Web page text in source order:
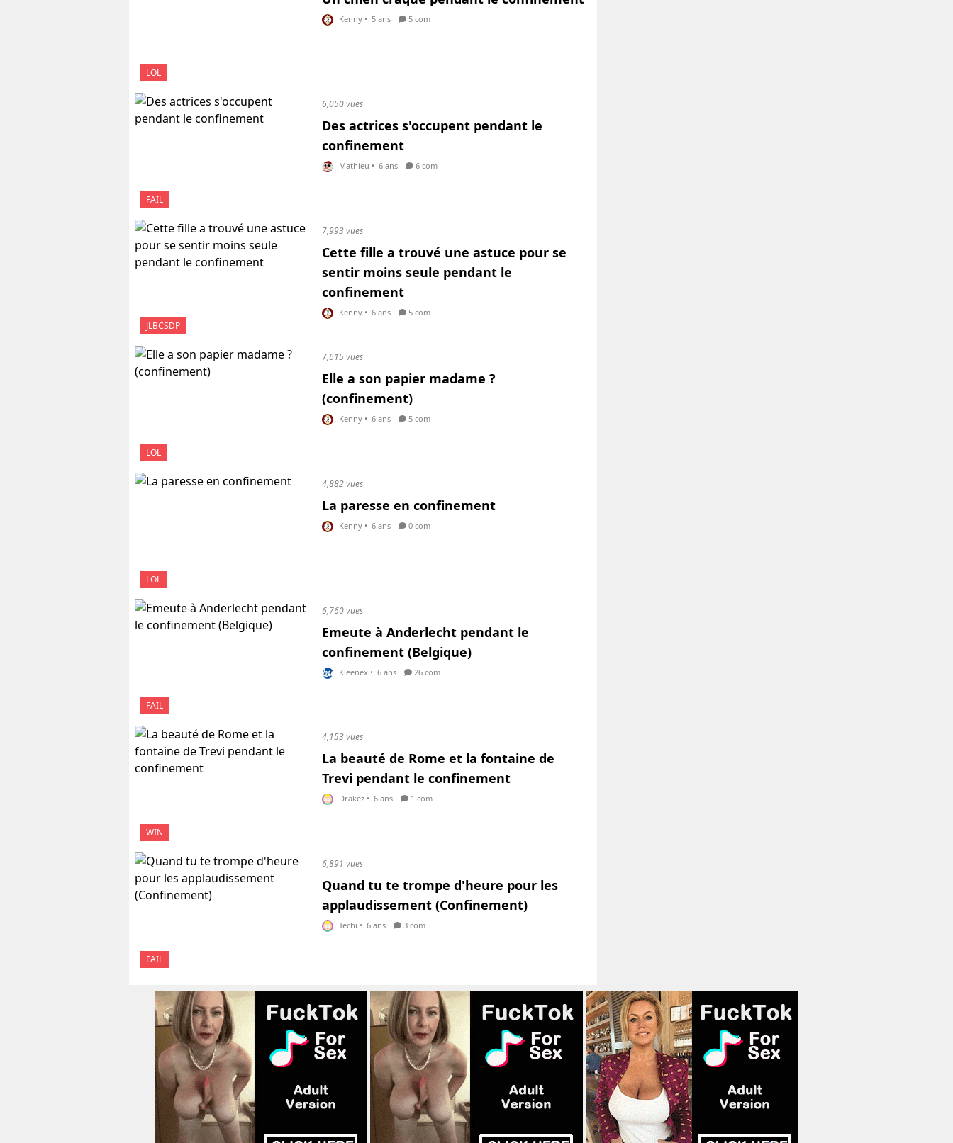
LOL
Kenny • 5 ans 5 com
FAIL
6,050 vues
Des actrices s'occupent pendant le
confinement
Mathieu • 6 ans 6 com
JLBCSDP
7,993 vues
Cette fille a trouvé une astuce pour se
sentir moins seule pendant le
confinement
Kenny • 6 ans 5 com
LOL
7,615 vues
Elle a son papier madame ?
(confinement)
Kenny • 6 ans 5 com
LOL
4,882 vues
La paresse en confinement
Kenny • 6 ans 0 com
FAIL
6,760 vues
Emeute à Anderlecht pendant le
confinement (Belgique)
Kleenex • 6 ans 26 com
WIN
4,153 vues
La beauté de Rome et la fontaine de
Trevi pendant le confinement
Drakez • 6 ans 1 com
FAIL
6,891 vues
Quand tu te trompe d'heure pour les
applaudissement (Confinement)
Techi • 6 ans 3 com